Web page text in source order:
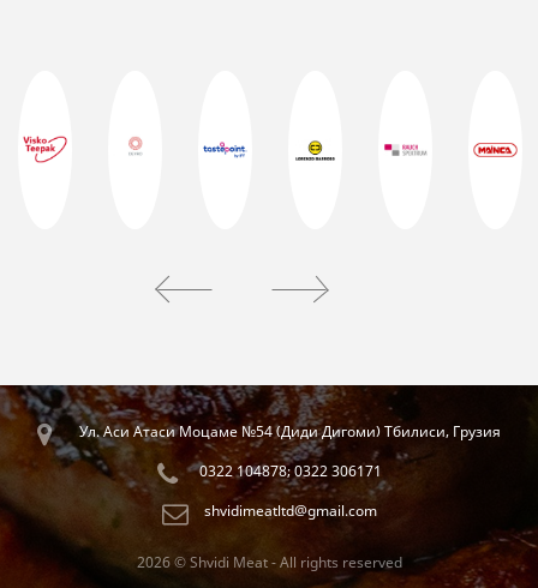
Ул. Аси Атаси Моцаме №54 (Диди Дигоми) Тбилиси, Грузия
0322 104878; 0322 306171
shvidimeatltd@gmail.com
2026 © Shvidi Meat - All rights reserved